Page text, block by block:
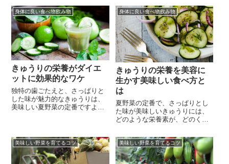
しても使いますが海外に比べる
と食卓にトマトが並ぶ機会は少
ないのではないでしょうか。も
ともとトマトは昔からヨーロッ
パで「愛のりんご」「黄金のり
んご」「天国のりんご」と呼ば
れるくらい高...
ありますよね。トマトはその栄
養の豊富さから、昔のヨーロッ
パでは、「トマトが赤くなる
と、医者が青くなる」と言われ
ていたそうです。実は、トマト
は取り入れたい栄養素によっ
て、おススメの調理法が異なり
ます。生はもちろ...
身体に良い食べ物飲み物
きゅうりの栄養がダイエ
ットに効果的なワケ
独特の歯ごたえと、さっぱりと
した味が魅力的なきゅうりは、
美味しい夏野菜の定番ですよ
と、感じるのではないでしょう
か。確かに、約90％～95％が水
分で出来ている為、きゅうりに
身体に良い食べ物飲み物
きゅうりの栄養を美容に
生かす美味しい食べ方と
は
夏野菜の定番で、さっぱりとし
た味が美味しいきゅうりには、
どのような栄養素が、どのくら
ますよね。「なんとなく、カリ
っとかじりたくなる野菜ではあ
るものの、水っぽいし、実際に
はあまり栄養が無いんじゃない
美味しい野菜を育てるコツ 美味しい野菜を育てるコツ